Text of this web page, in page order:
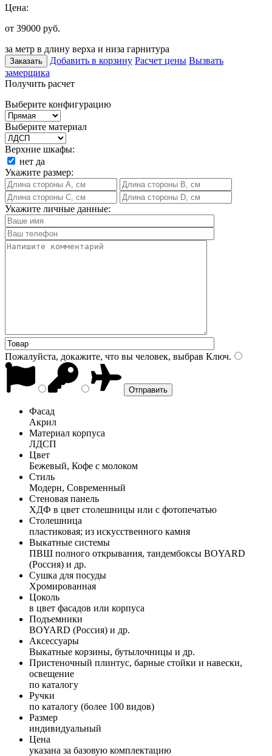
Цена:
от 39000 руб.
за метр в длину верха и низа гарнитура
Заказать Добавить в корзину Расчет цены Вызвать
замерщика
Получить расчет
Выберите конфигурацию
Выберите материал
Верхние шкафы:
нет да
Укажите размер:
Укажите личные данные:
Пожалуйста, докажите, что вы человек, выбрав Ключ.
Фасад
Акрил
Материал корпуса
ЛДСП
Цвет
Бежевый, Кофе с молоком
Стиль
Модерн, Современный
Стеновая панель
ХДФ в цвет столешницы или с фотопечатью
Столешница
пластиковая; из искусственного камня
Выкатные системы
ПВШ полного открывания, тандембоксы BOYARD
(Россия) и др.
Сушка для посуды
Хромированная
Цоколь
в цвет фасадов или корпуса
Подъемники
BOYARD (Россия) и др.
Аксессуары
Выкатные корзины, бутылочницы и др.
Пристеночный плинтус, барные стойки и навески,
освещение
по каталогу
Ручки
по каталогу (более 100 видов)
Размер
индивидуальный
Цена
указана за базовую комплектацию